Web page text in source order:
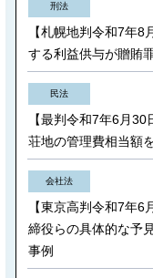
刑法
【札幌地判令和7年
する利益供与が贈賄
民法
【最判令和7年6月
荘地の管理費相当額
会社法
【東京高判令和7年
締役らの具体的な予
事例